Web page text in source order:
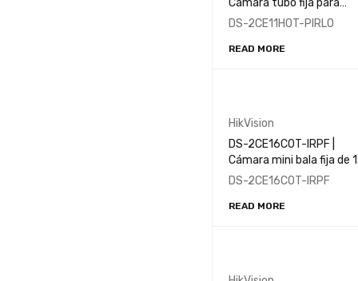
Cámara tubo fija para
interiores con audio de
DS-2CE11H0T-PIRLO
READ MORE
HikVision
DS-2CE16C0T-IRPF |
Cámara mini bala fija de 1
MP
DS-2CE16C0T-IRPF
READ MORE